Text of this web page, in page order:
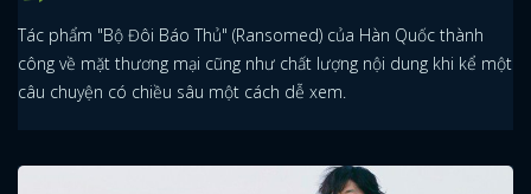
Tác phẩm "Bộ Đôi Báo Thủ" (Ransomed) của Hàn Quốc thành
công về mặt thương mại cũng như chất lượng nội dung khi kể một
câu chuyện có chiều sâu một cách dễ xem.